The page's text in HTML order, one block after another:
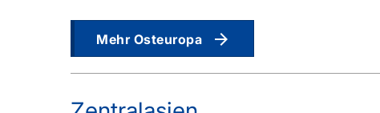
Mehr Osteuropa